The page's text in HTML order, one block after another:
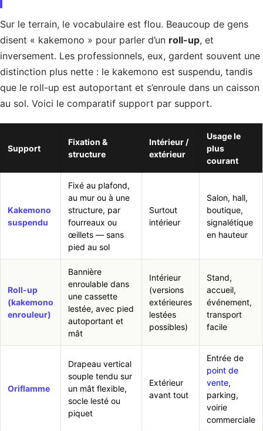
Sur le terrain, le vocabulaire est flou. Beaucoup de gens
disent « kakemono » pour parler d’un roll-up, et
inversement. Les professionnels, eux, gardent souvent une
distinction plus nette : le kakemono est suspendu, tandis
que le roll-up est autoportant et s’enroule dans un caisson
au sol. Voici le comparatif support par support.
Support
Fixation &
structure
Intérieur /
extérieur
Usage le
plus
courant
Kakemono
suspendu
Fixé au plafond,
au mur ou à une
structure, par
fourreaux ou
œillets — sans
pied au sol
Surtout
intérieur
Salon, hall,
boutique,
signalétique
en hauteur
Roll-up
(kakemono
enrouleur)
Bannière
enroulable dans
une cassette
lestée, avec pied
autoportant et
mât
Intérieur
(versions
extérieures
lestées
possibles)
Stand,
accueil,
événement,
transport
facile
Oriflamme
Drapeau vertical
souple tendu sur
un mât flexible,
socle lesté ou
piquet
Extérieur
avant tout
Entrée de
point de
vente,
parking,
voirie
commerciale